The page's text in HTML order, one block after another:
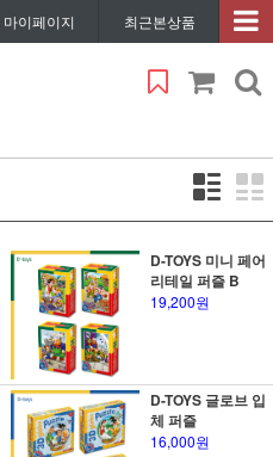
마이페이지 최근본상품
D-TOYS 미니 페어
리테일 퍼즐 B
19,200원
D-TOYS 글로브 입
체 퍼즐
16,000원